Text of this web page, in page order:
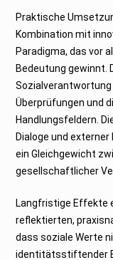
Praktische
Kombination mit
Paradigma, das vor
Bedeutung gewinnt.
Überprüfungen und
Handlungsfeldern.
Dialoge und
ein Gleichgewicht
gesellschaftlicher
Langfristige Effekte
reflektierten,
dass soziale Werte
identitätsstiftender